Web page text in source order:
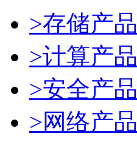
>存储产品
>计算产品
>安全产品
>网络产品